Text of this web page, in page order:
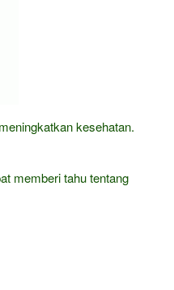
kesehatan.
memberi tahu tentang